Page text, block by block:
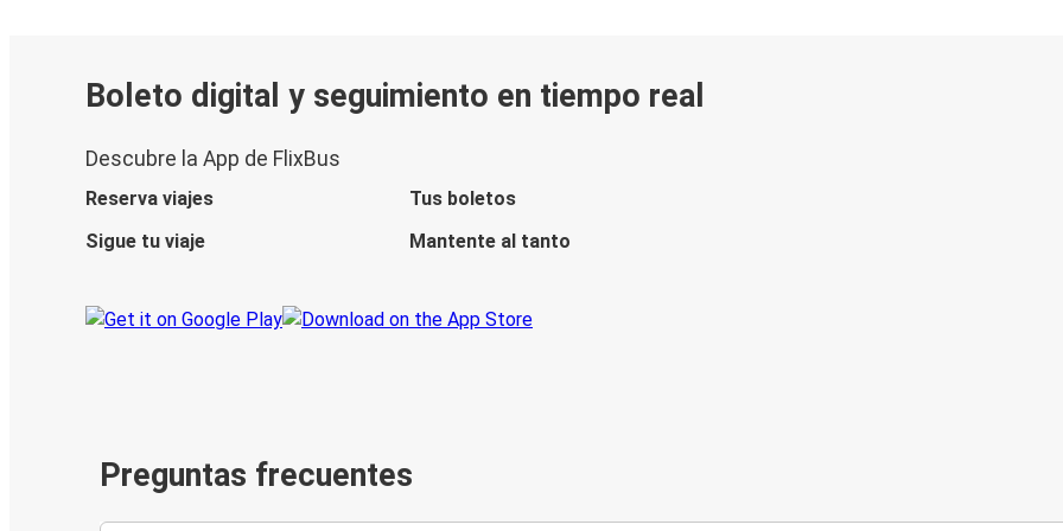
Boleto digital y seguimiento en tiempo real
Descubre la App de FlixBus
Reserva viajes
Tus boletos
Sigue tu viaje
Mantente al tanto
Preguntas frecuentes